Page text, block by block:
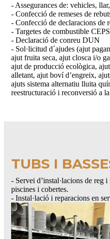
- Assegurances de: vehicles,
- Confecció de remeses de
- Confecció de declaracions de
- Targetes de combustible
- Declaració de conreu DUN
- Sol·licitud d´ajudes (ajut
ajut fruita seca, ajut closca i/o
ajut de producció ecològica,
alletant, ajut boví d’engreix,
ajuts sistema alternatiu lluita
reestructuració i reconversió a
TUBS I
- Servei d’instal·lacions de reg
piscines i cobertes.
- Instal·lació i reparacions en